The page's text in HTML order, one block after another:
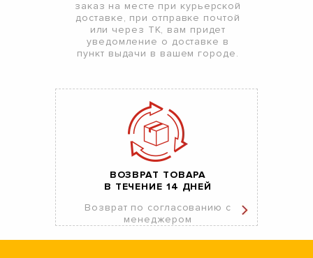
заказ на месте при курьерской
доставке, при отправке почтой
или через ТК, вам придет
уведомление о доставке в
пункт выдачи в вашем городе.
ВОЗВРАТ ТОВАРА
В ТЕЧЕНИЕ 14 ДНЕЙ
Возврат по согласованию с
менеджером